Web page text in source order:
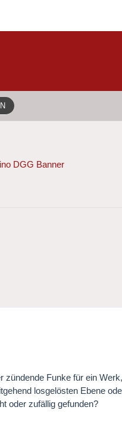
Funke für ein
losgelösten Ebene
oder zufällig gefunden?